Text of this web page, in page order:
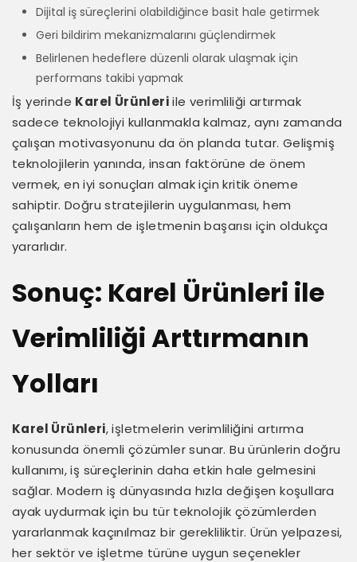
Dijital iş süreçlerini olabildiğince basit hale getirmek
Geri bildirim mekanizmalarını güçlendirmek
Belirlenen hedeflere düzenli olarak ulaşmak için
performans takibi yapmak
İş yerinde Karel Ürünleriile verimliliği artırmak
sadece teknolojiyi kullanmakla kalmaz, aynı zamanda
çalışan motivasyonunu da ön planda tutar. Gelişmiş
teknolojilerin yanında, insan faktörüne de önem
vermek, en iyi sonuçları almak için kritik öneme
sahiptir. Doğru stratejilerin uygulanması, hem
çalışanların hem de işletmenin başarısı için oldukça
yararlıdır.
Sonuç: Karel Ürünleri ile
Verimliliği Arttırmanın
Yolları
Karel Ürünleri, işletmelerin verimliliğini artırma
konusunda önemli çözümler sunar. Bu ürünlerin doğru
kullanımı, iş süreçlerinin daha etkin hale gelmesini
sağlar. Modern iş dünyasında hızla değişen koşullara
ayak uydurmak için bu tür teknolojik çözümlerden
yararlanmak kaçınılmaz bir gerekliliktir. Ürün yelpazesi,
her sektör ve işletme türüne uygun seçenekler